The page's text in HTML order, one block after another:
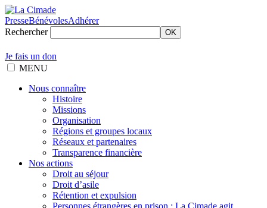
PresseBénévolesAdhérer
Rechercher
OK
Je fais un don
MENU
Nous connaître
Histoire
Missions
Organisation
Régions et groupes locaux
Réseaux et partenaires
Transparence financière
Nos actions
Droit au séjour
Droit d’asile
Rétention et expulsion
Personnes étrangères en prison : La Cimade agit